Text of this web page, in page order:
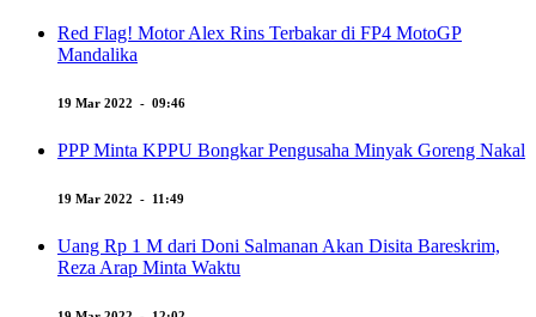
Red Flag! Motor Alex Rins Terbakar di FP4 MotoGP
Mandalika
19 Mar 2022 - 09:46
PPP Minta KPPU Bongkar Pengusaha Minyak Goreng Nakal
19 Mar 2022 - 11:49
Uang Rp 1 M dari Doni Salmanan Akan Disita Bareskrim,
Reza Arap Minta Waktu